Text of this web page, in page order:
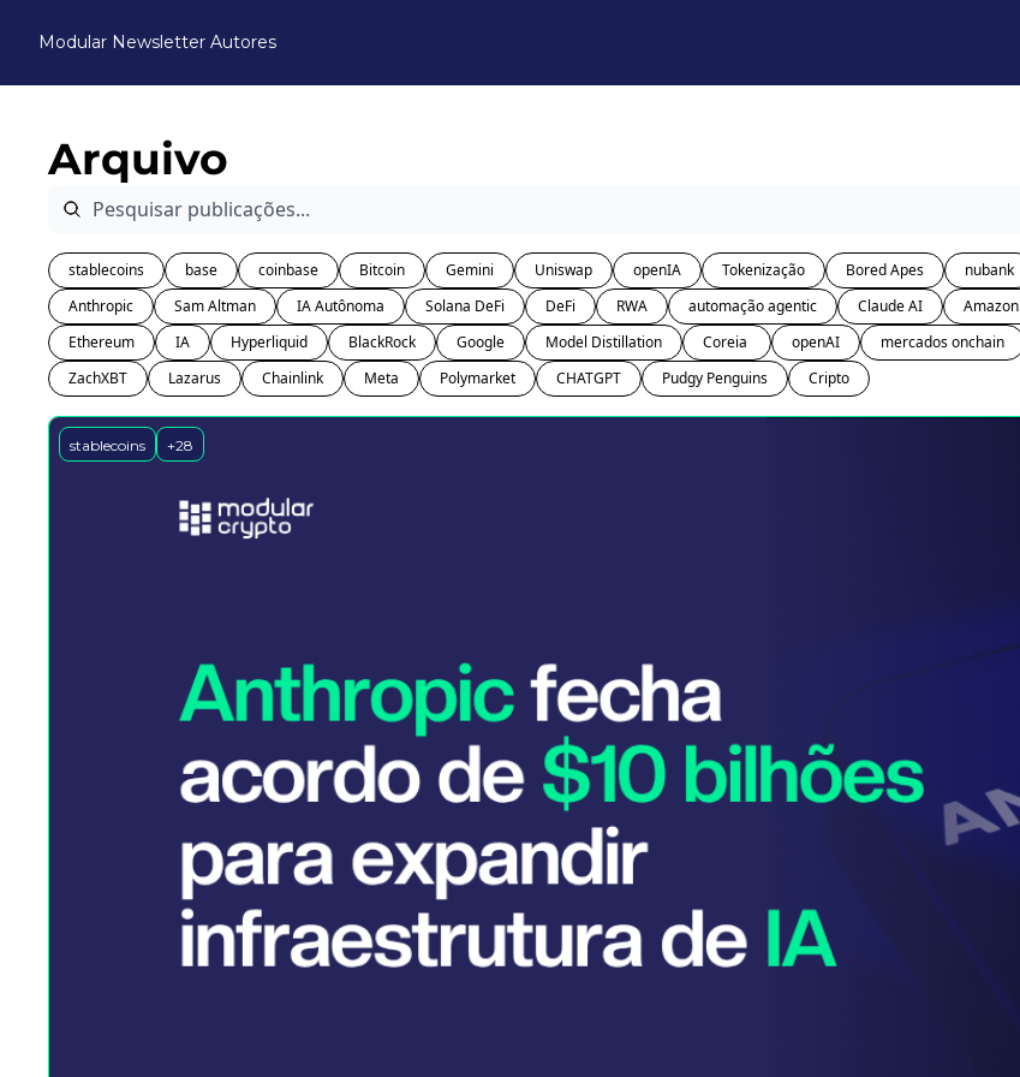
Modular Newsletter Autores
Arquivo
stablecoins base coinbase Bitcoin Gemini Uniswap openIA Tokenização Bored Apes nubank
Anthropic
Sam Altman IA Autônoma Solana DeFi DeFi RWA automação agentic Claude AI Amazon
Ethereum
IA Hyperliquid BlackRock Google Model Distillation openAI mercados onchain
ZachXBT
Lazarus Chainlink Meta Polymarket CHATGPT Pudgy Penguins Cripto
stablecoins +28